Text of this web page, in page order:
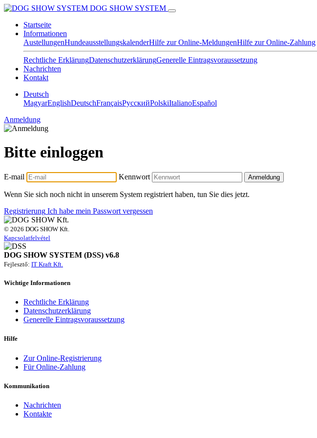
DOG SHOW SYSTEM
Startseite
Informationen
AustellungenHundeausstellungskalenderHilfe zur Online-MeldungenHilfe zur Online-Zahlung
Rechtliche ErklärungDatenschutzerklärungGenerelle Eintragsvoraussetzung
Nachrichten
Kontakt
Deutsch
MagyarEnglishDeutschFrançaisPусскийPolskiItalianoEspañol
Anmeldung
Bitte einloggen
E-mail Kennwort
Wenn Sie sich noch nicht in unserem System registriert haben, tun Sie dies jetzt.
Registrierung Ich habe mein Passwort vergessen
© 2026 DOG SHOW Kft.
Kapcsolatfelvétel
DOG SHOW SYSTEM (DSS) v6.8
Fejlesztő: IT Kraft Kft.
Wichtige Informationen
Rechtliche Erklärung
Datenschutzerklärung
Generelle Eintragsvoraussetzung
Hilfe
Zur Online-Registrierung
Für Online-Zahlung
Kommunikation
Nachrichten
Kontakte